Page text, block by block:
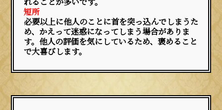
短所
必要以上に他人のことに首を突っ込んでしまうた
め、かえって迷惑になってしまう場合がありま
す。他人の評価を気にしているため、褒めること
で大喜びします。